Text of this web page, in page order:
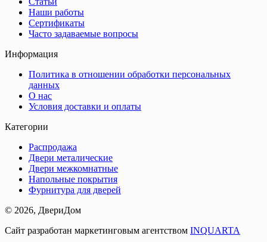
Наши работы
Сертификаты
Часто задаваемые вопросы
Информация
Политика в отношении обработки персональных
данных
О нас
Условия доставки и оплаты
Категории
Распродажа
Двери металические
Двери межкомнатные
Напольные покрытия
Фурнитура для дверей
© 2026, ДвериДом
Сайт разработан маркетинговым агентством INQUARTA